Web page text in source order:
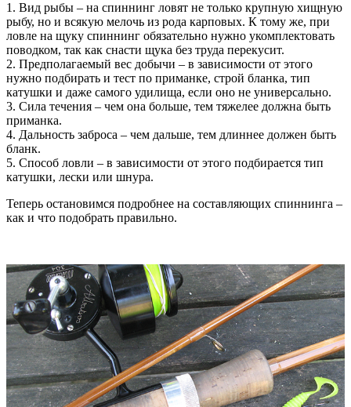
1. Вид рыбы – на спиннинг ловят не только крупную хищную
рыбу, но и всякую мелочь из рода карповых. К тому же, при
ловле на щуку спиннинг обязательно нужно укомплектовать
поводком, так как снасти щука без труда перекусит.
2. Предполагаемый вес добычи – в зависимости от этого
нужно подбирать и тест по приманке, строй бланка, тип
катушки и даже самого удилища, если оно не универсально.
3. Сила течения – чем она больше, тем тяжелее должна быть
приманка.
4. Дальность заброса – чем дальше, тем длиннее должен быть
бланк.
5. Способ ловли – в зависимости от этого подбирается тип
катушки, лески или шнура.
Теперь остановимся подробнее на составляющих спиннинга –
как и что подобрать правильно.